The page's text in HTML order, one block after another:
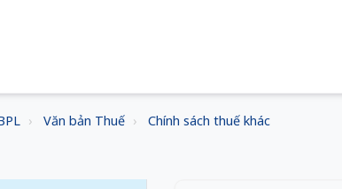
Văn bản Thuế Chính sách thuế khác